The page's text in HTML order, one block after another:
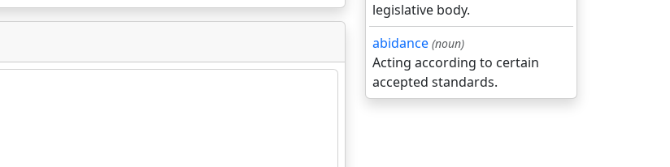
legislative body.
abidance (noun)
Acting according to certain
accepted standards.